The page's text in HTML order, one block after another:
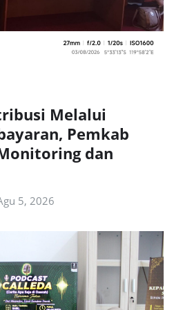
Melalui
Pemkab
dan
5, 2026